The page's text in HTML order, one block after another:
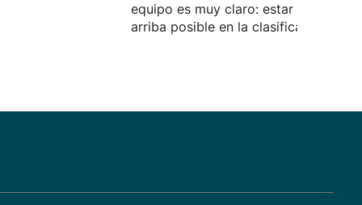
equipo es muy claro: estar lo más
arriba posible en la clasificación.